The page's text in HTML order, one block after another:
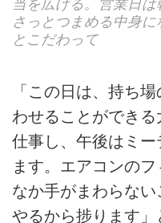
当を広げる。営業日
さっとつまめる中身
とこだわって
「この日は、持ち
わせることができ
仕事し、午後はミ
ます。エアコンの
なか手がまわらな
やるから捗ります」